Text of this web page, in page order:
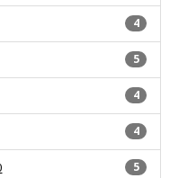
4
5
4
4
5